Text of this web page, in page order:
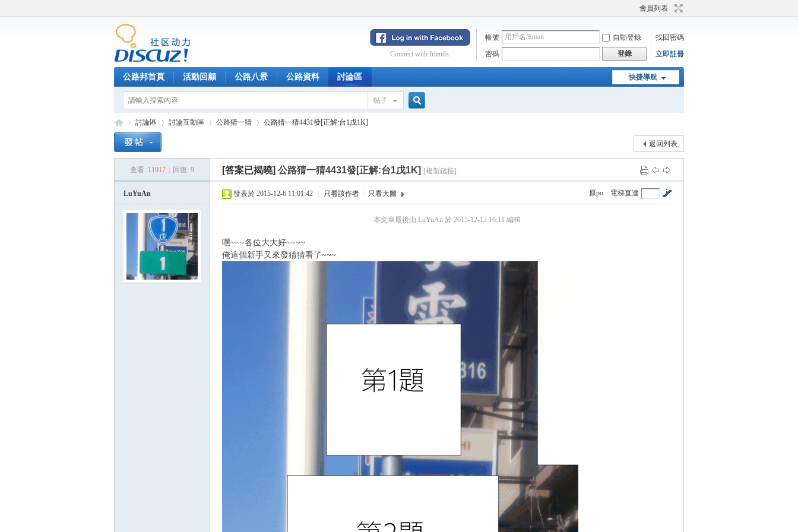
會員列表
帳號 自動登錄
找回密碼
密碼
登錄 立即註冊
Connect with friends.
快捷導航
公路邦首頁 活動回顧 公路八景 公路資料 討論區
帖子
索
討論區
›
討論互動區 公路猜一猜
›
公路猜一猜4431發[正解:台1戊1K]
返回列表
查看: 11917 回復: 9 [答案已揭曉] 公路猜一猜4431發[正解:台1戊1K] [複製鏈接]
LuYuAn 電梯直達
原po
發表於 2015-12-6 11:01:42 只看該作者 只看大圖
本文章最後由 LuYuAn 於 2015-12-12 16:11 編輯
嘿~~~各位大大好~~~~
俺這個新手又來發猜猜看了~~~